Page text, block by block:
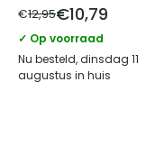
€12,95€10,79
✓ Op voorraad
Nu besteld, dinsdag 11
augustus in huis